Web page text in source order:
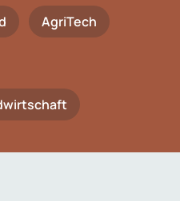
AgriTech